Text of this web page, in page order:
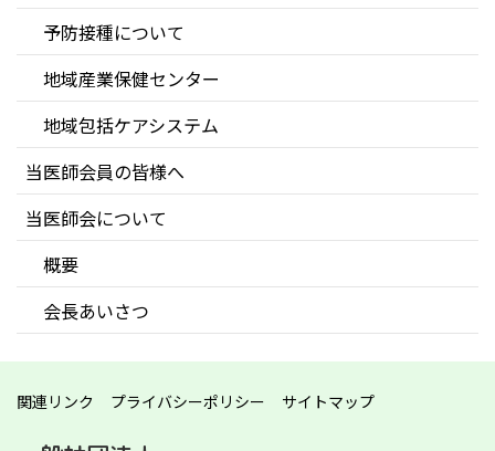
予防接種について
地域産業保健センター
地域包括ケアシステム
当医師会員の皆様へ
当医師会について
概要
会長あいさつ
関連リンク プライバシーポリシー サイトマップ